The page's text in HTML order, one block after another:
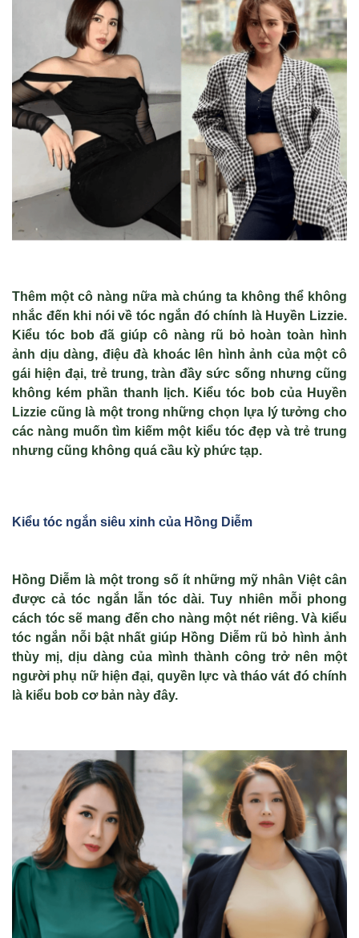
Thêm một cô nàng nữa mà chúng ta không thể không
nhắc đến khi nói về tóc ngắn đó chính là Huyền Lizzie.
Kiểu tóc bob đã giúp cô nàng rũ bỏ hoàn toàn hình
ảnh dịu dàng, điệu đà khoác lên hình ảnh của một cô
gái hiện đại, trẻ trung, tràn đầy sức sống nhưng cũng
không kém phần thanh lịch. Kiểu tóc bob của Huyền
Lizzie cũng là một trong những chọn lựa lý tưởng cho
các nàng muốn tìm kiếm một kiểu tóc đẹp và trẻ trung
nhưng cũng không quá cầu kỳ phức tạp.
Kiểu tóc ngắn siêu xinh của Hồng Diễm
Hồng Diễm là một trong số ít những mỹ nhân Việt cân
được cả tóc ngắn lẫn tóc dài. Tuy nhiên mỗi phong
cách tóc sẽ mang đến cho nàng một nét riêng. Và kiểu
tóc ngắn nỗi bật nhất giúp Hồng Diễm rũ bỏ hình ảnh
thùy mị, dịu dàng của mình thành công trở nên một
người phụ nữ hiện đại, quyền lực và tháo vát đó chính
là kiểu bob cơ bản này đây.